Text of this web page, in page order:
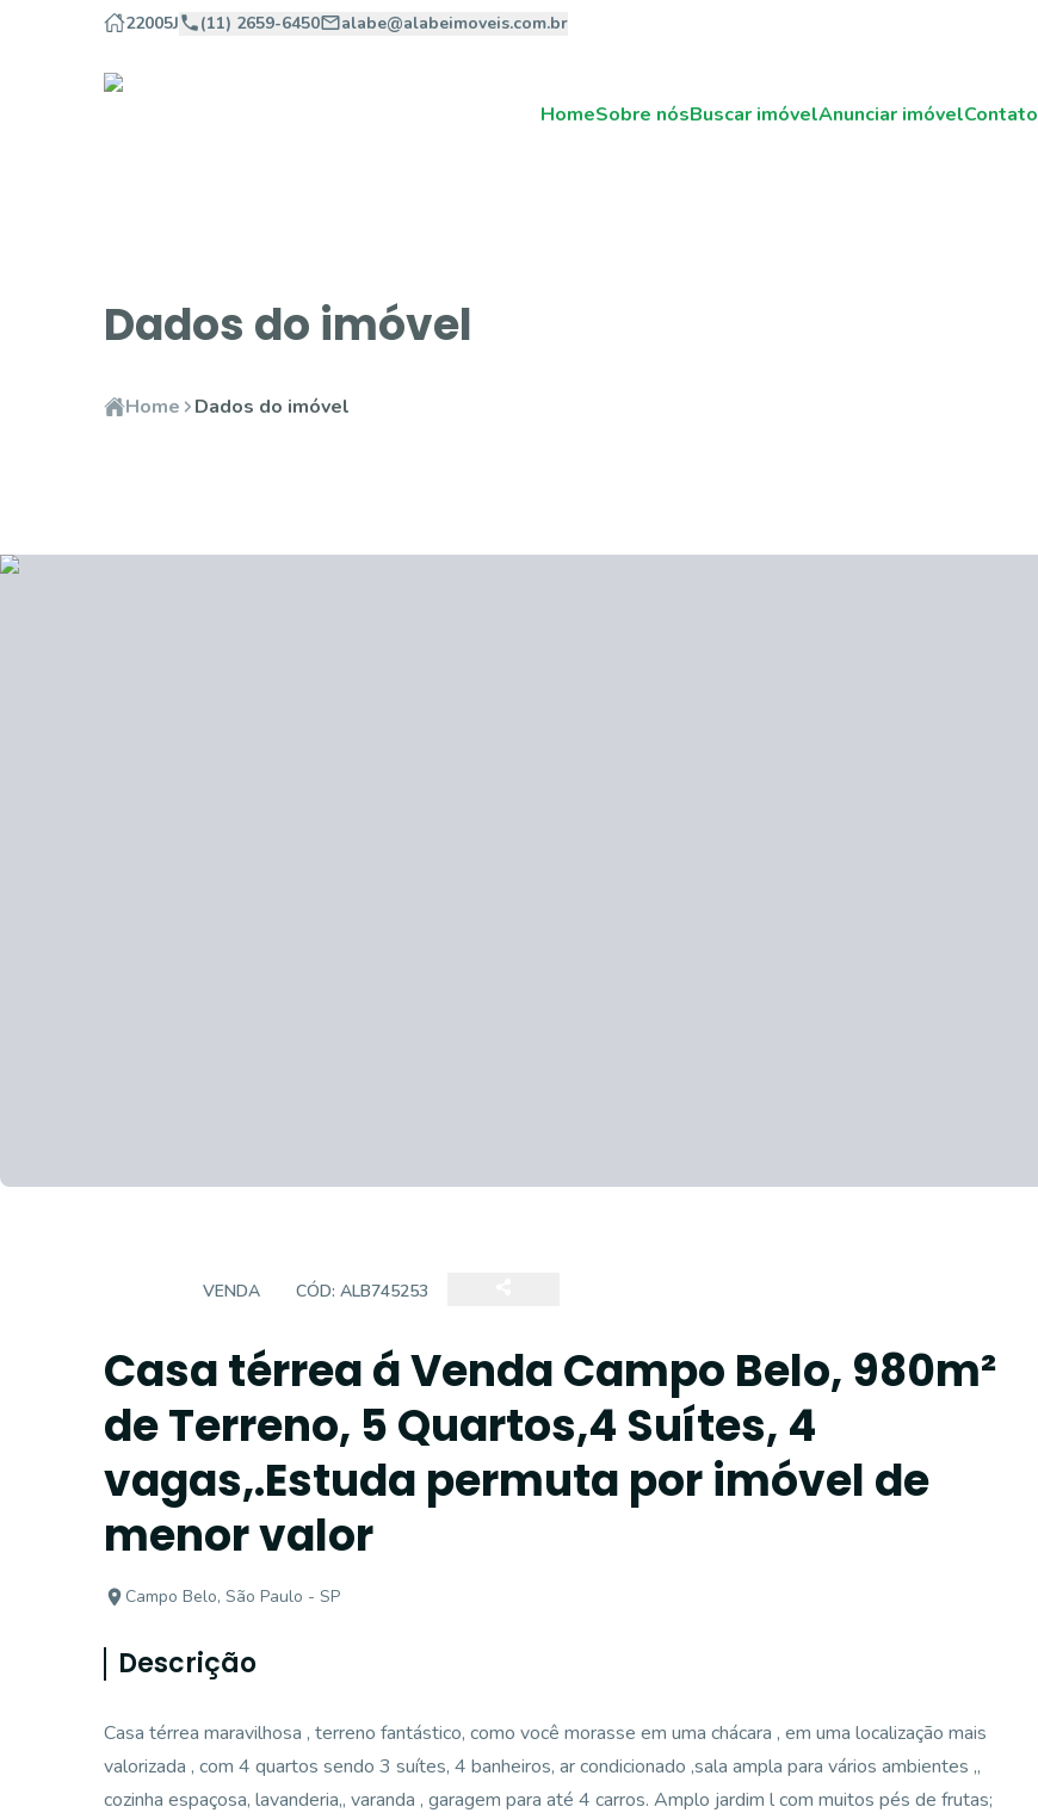
22005J (11) 2659-6450 alabe@alabeimoveis.com.br
HomeSobre nósBuscar imóvelAnunciar imóvelContato
Dados do imóvel
Home Dados do imóvel
VENDA CÓD: ALB745253
Casa térrea á Venda Campo Belo, 980m²
de Terreno, 5 Quartos,4 Suítes, 4
vagas,.Estuda permuta por imóvel de
menor valor
Campo Belo, São Paulo - SP
Descrição
Casa térrea maravilhosa , terreno fantástico, como você morasse em uma chácara , em uma localização mais
valorizada , com 4 quartos sendo 3 suítes, 4 banheiros, ar condicionado ,sala ampla para vários ambientes ,,
cozinha espaçosa, lavanderia,, varanda , garagem para até 4 carros. Amplo jardim l com muitos pés de frutas;